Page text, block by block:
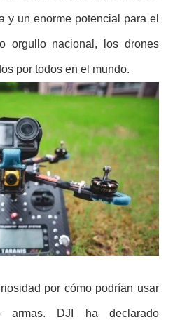
y un enorme potencial para el
orgullo nacional, los drones
por todos en el mundo.
por cómo podrían usar
armas. DJI ha declarado